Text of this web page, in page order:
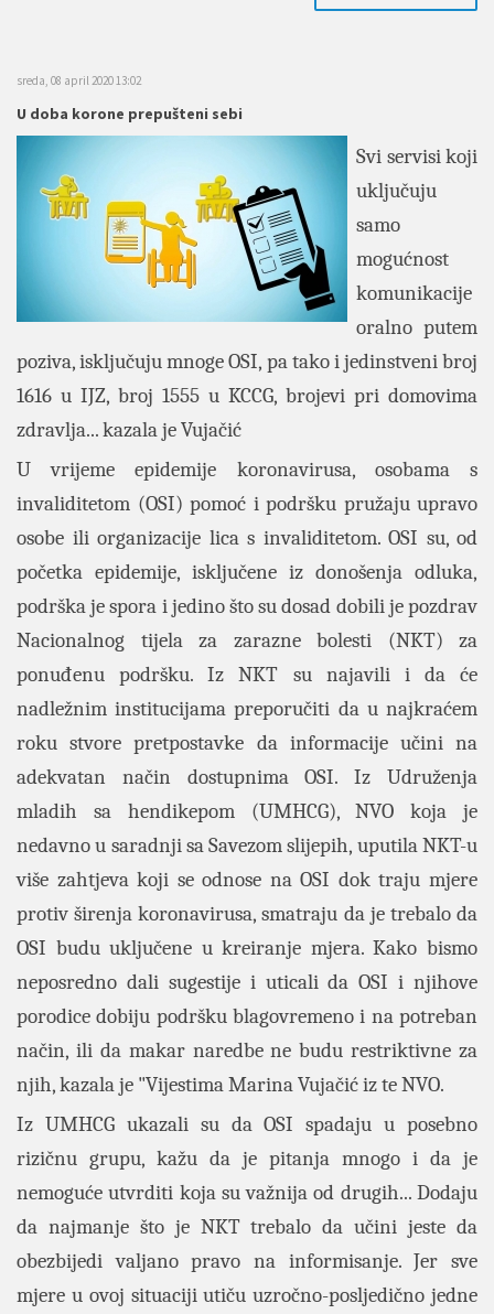
sreda, 08 april 2020 13:02
U doba korone prepušteni sebi
Svi servisi koji
uključuju
samo
mogućnost
komunikacije
oralno putem
poziva, isključuju mnoge OSI, pa tako i jedinstveni broj
1616 u IJZ, broj 1555 u KCCG, brojevi pri domovima
zdravlja... kazala je Vujačić
U vrijeme epidemije koronavirusa, osobama s
invaliditetom (OSI) pomoć i podršku pružaju upravo
osobe ili organizacije lica s invaliditetom. OSI su, od
početka epidemije, isključene iz donošenja odluka,
podrška je spora i jedino što su dosad dobili je pozdrav
Nacionalnog tijela za zarazne bolesti (NKT) za
ponuđenu podršku. Iz NKT su najavili i da će
nadležnim institucijama preporučiti da u najkraćem
roku stvore pretpostavke da informacije učini na
adekvatan način dostupnima OSI. Iz Udruženja
mladih sa hendikepom (UMHCG), NVO koja je
nedavno u saradnji sa Savezom slijepih, uputila NKT-u
više zahtjeva koji se odnose na OSI dok traju mjere
protiv širenja koronavirusa, smatraju da je trebalo da
OSI budu uključene u kreiranje mjera. Kako bismo
neposredno dali sugestije i uticali da OSI i njihove
porodice dobiju podršku blagovremeno i na potreban
način, ili da makar naredbe ne budu restriktivne za
njih, kazala je "Vijestima Marina Vujačić iz te NVO.
Iz UMHCG ukazali su da OSI spadaju u posebno
rizičnu grupu, kažu da je pitanja mnogo i da je
nemoguće utvrditi koja su važnija od drugih... Dodaju
da najmanje što je NKT trebalo da učini jeste da
obezbijedi valjano pravo na informisanje. Jer sve
mjere u ovoj situaciji utiču uzročno-posljedično jedne